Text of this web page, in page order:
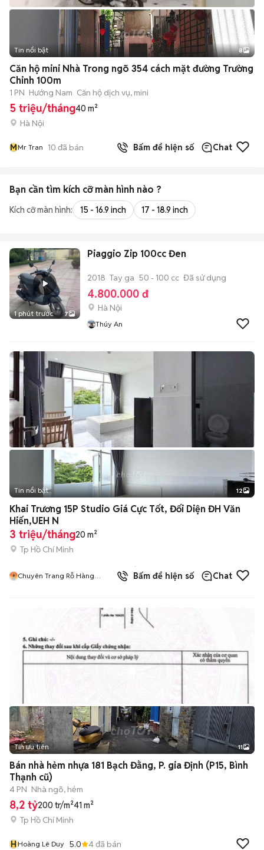
+2
Tin nổi bật 8
Căn hộ mini Nhà Trong ngõ 354 cách mặt đường Trường
Chinh 100m
1 PN Hướng Nam Căn hộ dịch vụ, mini
5 triệu/tháng40 m²
Hà Nội
MMr Tran 10 đã bán Bấm để hiện số Chat
Bạn cần tìm kích cỡ màn hình nào ?
Kích cỡ màn hình: 15 - 16.9 inch 17 - 18.9 inch
1 phút trước 7
Piaggio Zip 100cc Đen
2018 Tay ga 50 - 100 cc Đã sử dụng
4.800.000 đ
Hà Nội
Thúy An
+2
Tin nổi bật 12
Khai Trương 15P Studio Giá Cực Tốt, Đối Diện ĐH Văn
Hiến,UEH N
3 triệu/tháng20 m²
Tp Hồ Chí Minh
Chuyên Trang Rỗ Hàng
đã
bán
Bấm để hiện số Chat
+2
Tin ưu tiên 11
Bán nhà hẻm nhựa 181 Bạch Đằng, P. gia Định (P15, Bình
Thạnh cũ)
4 PN Nhà ngõ, hẻm
8,2 tỷ200 tr/m²41 m²
Tp Hồ Chí Minh
HHoàng Lê Duy 5.0 4đã bán